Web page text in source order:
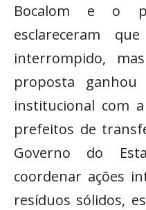
Bocalom e o
esclareceram
interrompido,
proposta
institucional com
prefeitos de
Governo do
coordenar ações
resíduos sólidos,